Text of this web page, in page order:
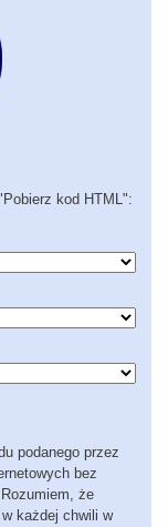
kod HTML":
podanego przez
bez
że
każdej chwili w